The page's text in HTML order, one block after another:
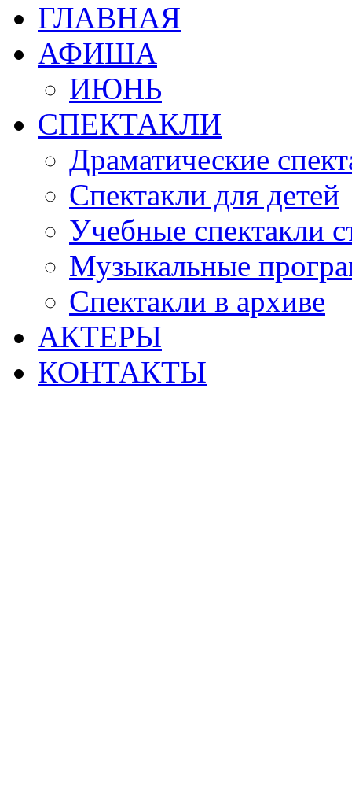
ГЛАВНАЯ
АФИША
ИЮНЬ
СПЕКТАКЛИ
Драматические
Спектакли для детей
Учебные спектакли
Музыкальные
Спектакли в архиве
АКТЕРЫ
КОНТАКТЫ